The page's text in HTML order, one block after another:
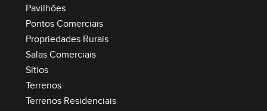
Pavilhões
Pontos Comerciais
Propriedades Rurais
Salas Comerciais
Sítios
Terrenos
Terrenos Residenciais